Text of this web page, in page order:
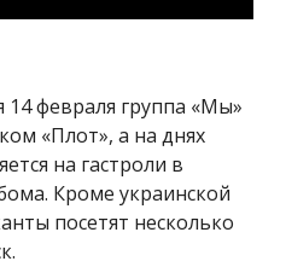
14 февраля группа «Мы»
«Плот», а на днях
на гастроли в
Кроме украинской
посетят несколько